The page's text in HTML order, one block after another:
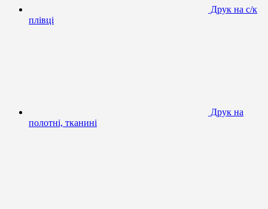
Друк на с/к
плівці
Друк на
полотні, тканині